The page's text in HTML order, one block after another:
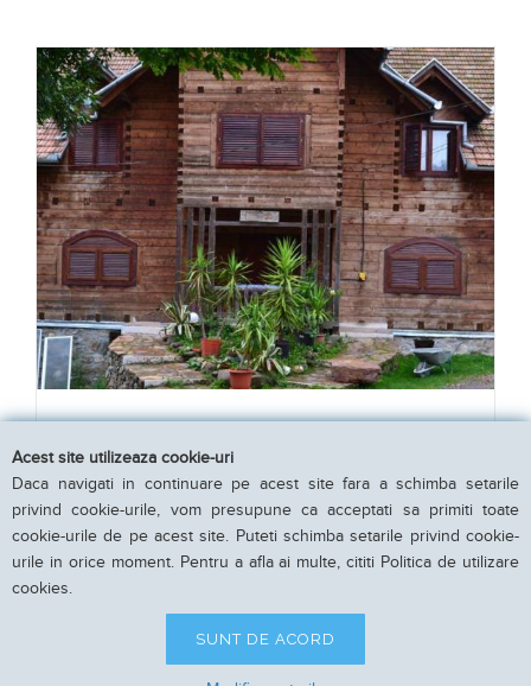
Acest site utilizeaza cookie-uri
Daca navigati in continuare pe acest site fara a schimba setarile
privind cookie-urile, vom presupune ca acceptati sa primiti toate
cookie-urile de pe acest site. Puteti schimba setarile privind cookie-
urile in orice moment. Pentru a afla ai multe, cititi Politica de utilizare
cookies.
SUNT DE ACORD
10 camere pentru 23 persoane